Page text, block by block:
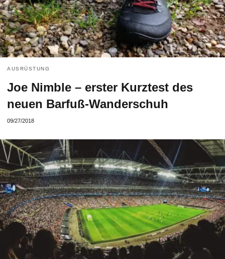
AUSRÜSTUNG
Joe Nimble – erster Kurztest des
neuen Barfuß-Wanderschuh
09/27/2018